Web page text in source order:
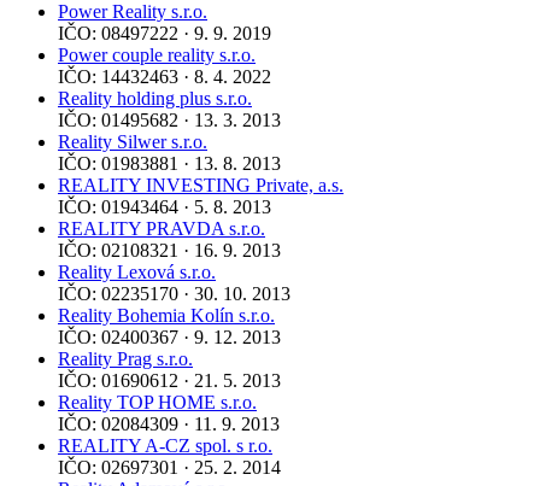
Power Reality s.r.o.
IČO: 08497222 · 9. 9. 2019
Power couple reality s.r.o.
IČO: 14432463 · 8. 4. 2022
Reality holding plus s.r.o.
IČO: 01495682 · 13. 3. 2013
Reality Silwer s.r.o.
IČO: 01983881 · 13. 8. 2013
REALITY INVESTING Private, a.s.
IČO: 01943464 · 5. 8. 2013
REALITY PRAVDA s.r.o.
IČO: 02108321 · 16. 9. 2013
Reality Lexová s.r.o.
IČO: 02235170 · 30. 10. 2013
Reality Bohemia Kolín s.r.o.
IČO: 02400367 · 9. 12. 2013
Reality Prag s.r.o.
IČO: 01690612 · 21. 5. 2013
Reality TOP HOME s.r.o.
IČO: 02084309 · 11. 9. 2013
REALITY A-CZ spol. s r.o.
IČO: 02697301 · 25. 2. 2014